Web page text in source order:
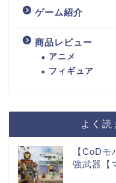
ゲーム紹介
商品レビュー
アニメ
フィギュア
よく
【CoD
強武器【